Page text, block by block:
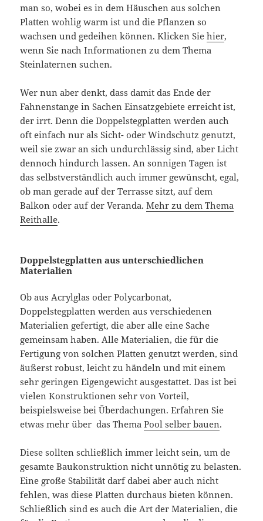
man so, wobei es in dem Häuschen aus solchen
Platten wohlig warm ist und die Pflanzen so
wachsen und gedeihen können. Klicken Siehier,
wenn Sie nach Informationen zu dem Thema
Steinlaternen suchen.
Wer nun aber denkt, dass damit das Ende der
Fahnenstange in Sachen Einsatzgebiete erreicht ist,
der irrt. Denn die Doppelstegplatten werden auch
oft einfach nur als Sicht- oder Windschutz genutzt,
weil sie zwar an sich undurchlässig sind, aber Licht
dennoch hindurch lassen. An sonnigen Tagen ist
das selbstverständlich auch immer gewünscht, egal,
ob man gerade auf der Terrasse sitzt, auf dem
Balkon oder auf der Veranda.Mehr zu dem Thema
Reithalle.
Doppelstegplatten aus unterschiedlichen
Materialien
Ob aus Acrylglas oder Polycarbonat,
Doppelstegplatten werden aus verschiedenen
Materialien gefertigt, die aber alle eine Sache
gemeinsam haben. Alle Materialien, die für die
Fertigung von solchen Platten genutzt werden, sind
äußerst robust, leicht zu händeln und mit einem
sehr geringen Eigengewicht ausgestattet. Das ist bei
vielen Konstruktionen sehr von Vorteil,
beispielsweise bei Überdachungen. Erfahren Sie
etwas mehr über das ThemaPool selber bauen.
Diese sollten schließlich immer leicht sein, um de
gesamte Baukonstruktion nicht unnötig zu belasten.
Eine große Stabilität darf dabei aber auch nicht
fehlen, was diese Platten durchaus bieten können.
Schließlich sind es auch die Art der Materialien, die